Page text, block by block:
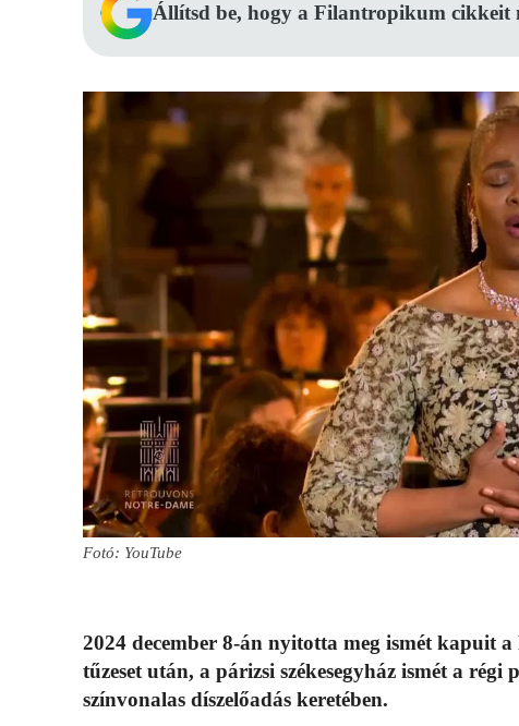
Állítsd be, hogy a Filantropikum cikkeit
Fotó: YouTube
2024 december 8-án nyitotta meg ismét kapuit
tűzeset után, a párizsi székesegyház ismét a
színvonalas díszelőadás keretében.